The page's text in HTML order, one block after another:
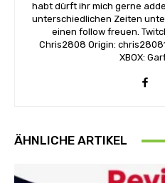
habt dürft ihr mich gerne
unterschiedlichen Zeiten
einen follow freuen.
Chris2808 Origin:
XBOX:
ÄHNLICHE ARTIKEL